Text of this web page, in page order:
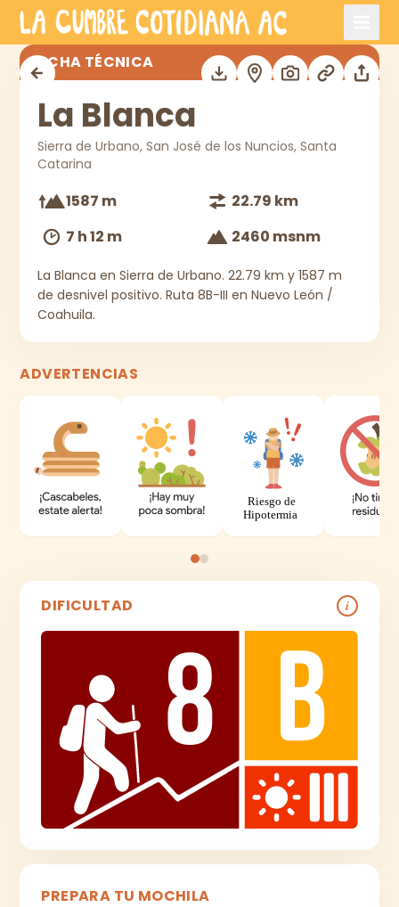
Saltar al contenido principal
La BlancaFICHA TÉCNICA
La Blanca
Sierra de Urbano, San José de los Nuncios, Santa
Catarina
1587 m
22.79 km
7 h 12 m
2460 msnm
La Blanca en Sierra de Urbano. 22.79 km y 1587 m
de desnivel positivo. Ruta 8B-III en Nuevo León /
Coahuila.
ADVERTENCIAS
DIFICULTAD i
PREPARA TU MOCHILA